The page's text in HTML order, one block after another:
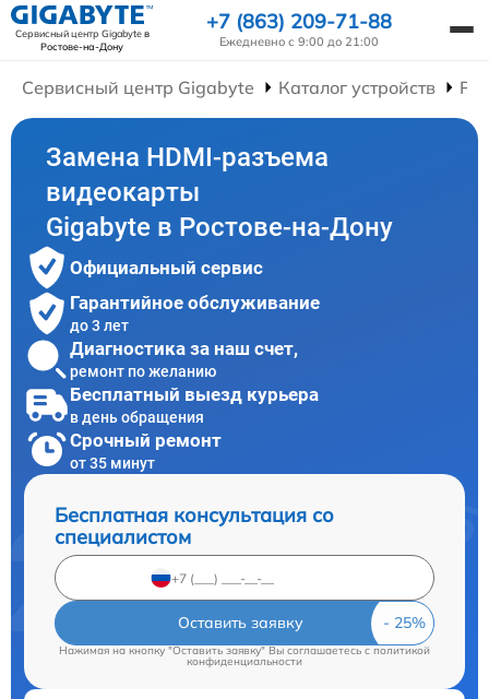
Сервисный центр Gigabyteв
Ростове-на-Дону
+7 (863) 209-71-88
Ежедневно с 9:00 до 21:00
Сервисный центр Gigabyte Каталог устройств
Замена HDMI-разъема
видеокарты
Gigabyte в Ростове-на-Дону
Официальный сервис
Гарантийное обслуживание
до 3 лет
Диагностика за наш счет,
ремонт по желанию
Бесплатный выезд курьера
в день обращения
Срочный ремонт
от 35 минут
Бесплатная консультация со
специалистом
Оставить заявку
Нажимая на кнопку "Оставить заявку" Вы соглашаетесь c политикой
конфиденциальности